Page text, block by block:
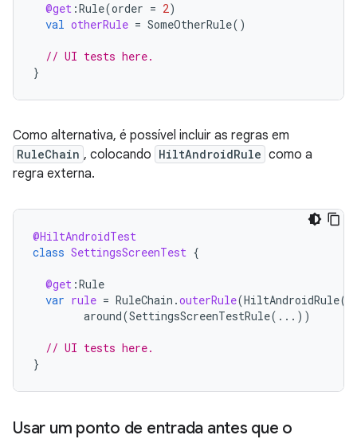
@get :Rule(order = 2)
val otherRule = SomeOtherRule()
// UI tests here.
}
Como alternativa, é possível incluir as regras em
RuleChain , colocando HiltAndroidRule como a
regra externa.
@HiltAndroidTest
class SettingsScreenTest {
@get :Rule
var rule = RuleChain .outerRule(HiltAndroidRule(
around(SettingsScreenTestRule(...))
// UI tests here.
}
Usar um ponto de entrada antes que o